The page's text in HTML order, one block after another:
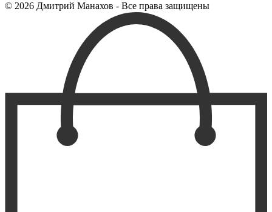
© 2026 Дмитрий Манахов - Все права защищены